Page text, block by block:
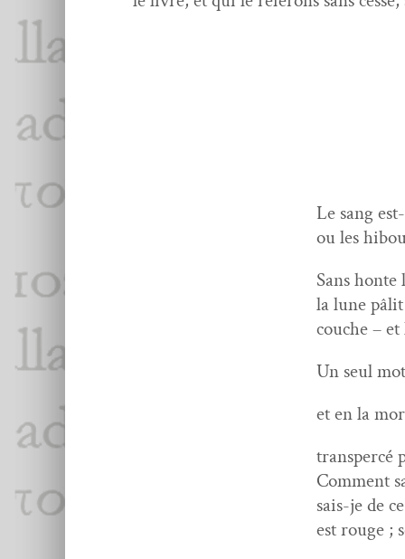
Le sang
ou les
Sans honte
la lune
couche –
Un seul
et en la
transper­cé
Com­ment
sais-je de
est rouge ;